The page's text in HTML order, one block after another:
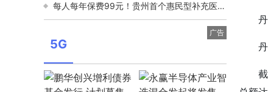
每人每年保费99元！贵州首个惠民型补充医保上线
广告
5G